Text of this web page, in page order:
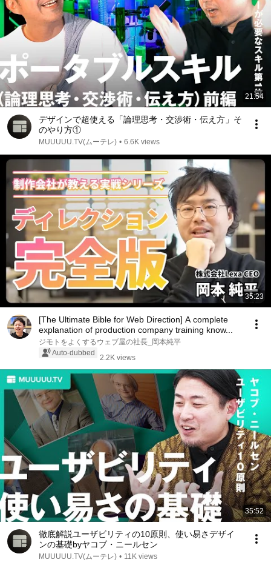
21:54
デザインで超使える「論理思考・交渉術・伝え方」そ
のやり方①
MUUUUU.TV(ムーテレ) • 6.6K views
35:23
[The Ultimate Bible for Web Direction] A complete
explanation of production company training know...
ジモトをよくするウェブ屋の社長_岡本純平
Auto-dubbed
2.2K views
35:52
徹底解説ユーザビリティの10原則、使い易さデザイ
ンの基礎byヤコブ・ニールセン
MUUUUU.TV(ムーテレ) • 11K views